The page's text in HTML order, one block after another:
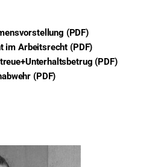
(PDF)
im Arbeitsrecht (PDF)
(PDF)
(PDF)